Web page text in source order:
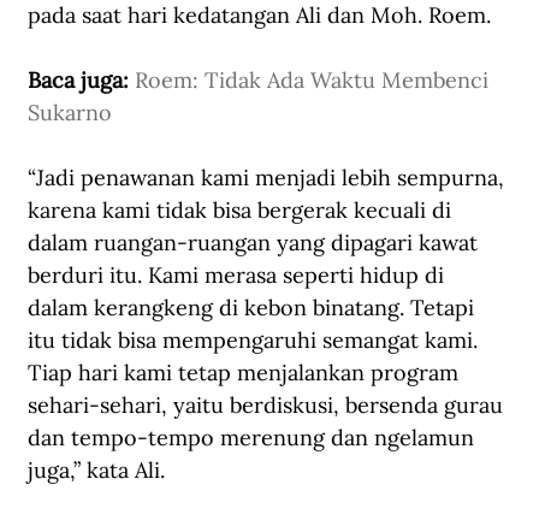
pada saat hari kedatangan Ali dan Moh. Roem.
Baca juga: Roem: Tidak Ada Waktu Membenci
Sukarno
“Jadi penawanan kami menjadi lebih sempurna,
karena kami tidak bisa bergerak kecuali di
dalam ruangan-ruangan yang dipagari kawat
berduri itu. Kami merasa seperti hidup di
dalam kerangkeng di kebon binatang. Tetapi
itu tidak bisa mempengaruhi semangat kami.
Tiap hari kami tetap menjalankan program
sehari-sehari, yaitu berdiskusi, bersenda gurau
dan tempo-tempo merenung dan ngelamun
juga,” kata Ali.